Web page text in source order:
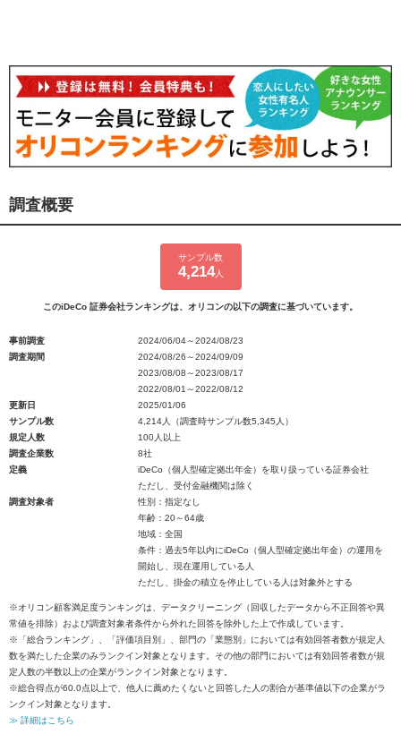
調査概要
サンプル数
4,214人
このiDeCo 証券会社ランキングは、オリコンの以下の調査に基づいています。
事前調査
2024/06/04～2024/08/23
調査期間
2024/08/26～2024/09/09
2023/08/08～2023/08/17
2022/08/01～2022/08/12
更新日
2025/01/06
サンプル数
4,214人（調査時サンプル数5,345人）
規定人数
100人以上
調査企業数
8社
定義
iDeCo（個人型確定拠出年金）を取り扱っている証券会社
ただし、受付金融機関は除く
調査対象者
性別：指定なし
年齢：20～64歳
地域：全国
条件：過去5年以内にiDeCo（個人型確定拠出年金）の運用を
開始し、現在運用している人
ただし、掛金の積立を停止している人は対象外とする
※オリコン顧客満足度ランキングは、データクリーニング（回収したデータから不正回答や異
常値を排除）および調査対象者条件から外れた回答を除外した上で作成しています。
※「総合ランキング」、「評価項目別」、部門の「業態別」においては有効回答者数が規定人
数を満たした企業のみランクイン対象となります。その他の部門においては有効回答者数が規
定人数の半数以上の企業がランクイン対象となります。
※総合得点が60.0点以上で、他人に薦めたくないと回答した人の割合が基準値以下の企業がラ
ンクイン対象となります。
≫ 詳細はこちら